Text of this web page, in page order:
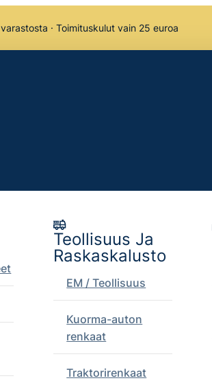
· Toimituskulut vain 25 euroa
Teollisuus Ja
Raskaskalusto
EM / Teollisuus
Kuorma-auton
renkaat
Traktorirenkaat